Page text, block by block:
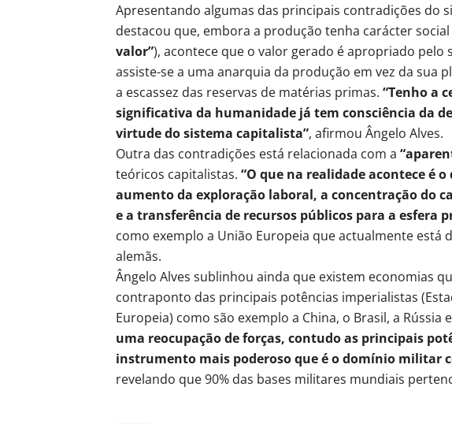
Apresentando algumas das principais contradições do
destacou que, embora a produção tenha carácter social
valor”), acontece que o valor gerado é apropriado
assiste-se a uma anarquia da produção em vez da sua
a escassez das reservas de matérias primas. “Tenho a
significativa da humanidade já tem consciência da
virtude do sistema capitalista”, afirmou Ângelo Alves.
Outra das contradições está relacionada com a
teóricos capitalistas. “O que na realidade acontece é
aumento da exploração laboral, a concentração do
e a transferência de recursos públicos para a esfera
como exemplo a União Europeia que actualmente está
alemãs.
Ângelo Alves sublinhou ainda que existem economias
contraponto das principais potências imperialistas
Europeia) como são exemplo a China, o Brasil, a Rússia
uma reocupação de forças, contudo as principais
instrumento mais poderoso que é o domínio militar
revelando que 90% das bases militares mundiais